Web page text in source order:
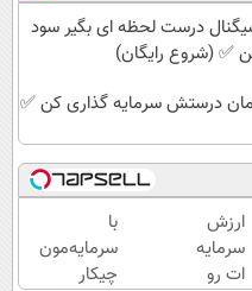
درست لحظه ای بگیر سود
✅ (شروع رایگان)
درستش سرمایه گذاری کن ✅
ارزش
سرمایه
ات رو
با
سرمایه‌مون
چیکار